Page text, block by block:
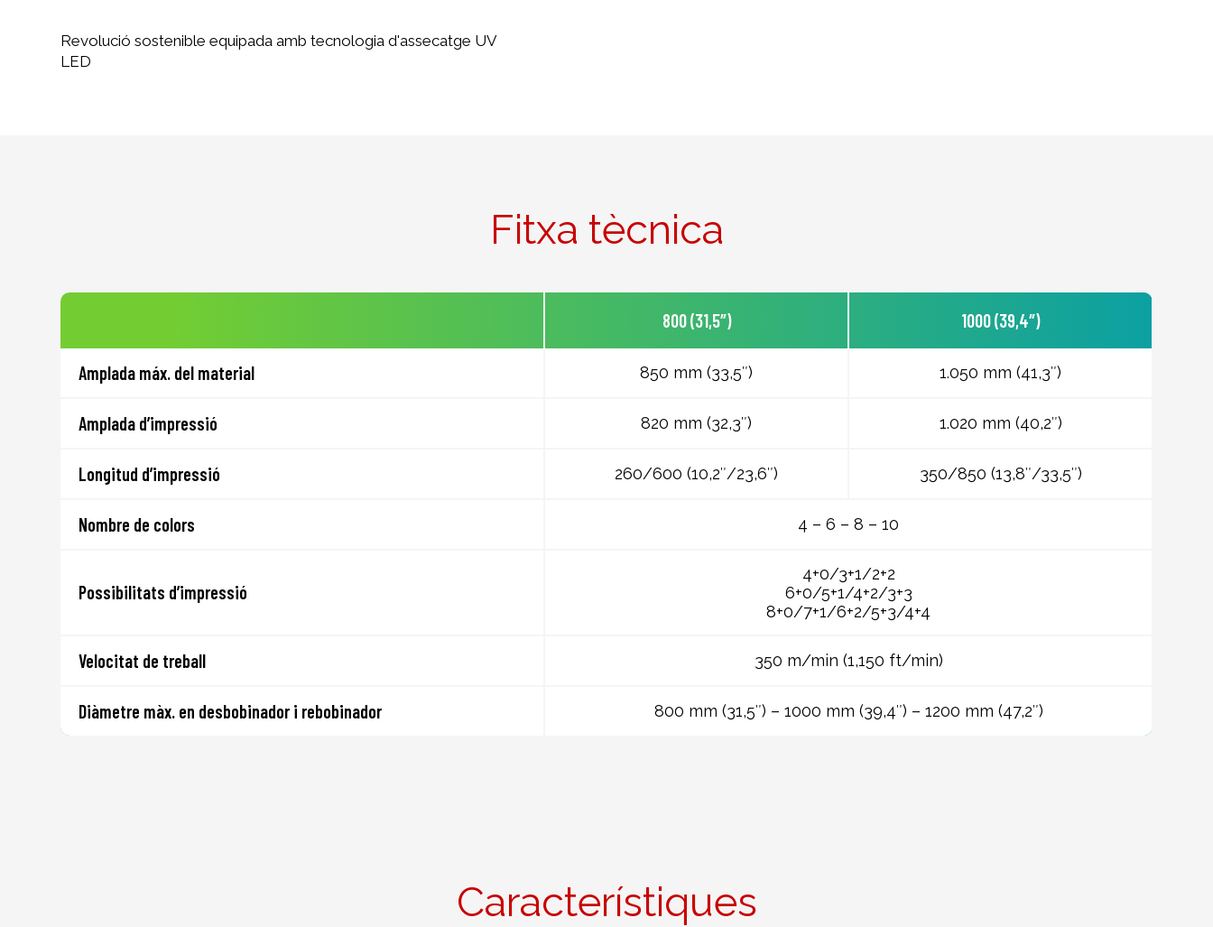
Revolució sostenible equipada amb tecnologia d'assecatge UV
LED
Fitxa tècnica
800 (31,5″) 1000 (39,4″)
Amplada máx. del material 850 mm (33,5″) 1.050 mm (41,3″)
Amplada d’impressió 820 mm (32,3″) 1.020 mm (40,2″)
Longitud d’impressió 260/600 (10,2″/23,6″) 350/850 (13,8″/33,5″)
Nombre de colors 4 – 6 – 8 – 10
Possibilitats d’impressió
4+0/3+1/2+2
6+0/5+1/4+2/3+3
8+0/7+1/6+2/5+3/4+4
Velocitat de treball 350 m/min (1,150 ft/min)
Diàmetre màx. en desbobinador i rebobinador 800 mm (31,5″) – 1000 mm (39,4″) – 1200 mm (47,2″)
Característiques